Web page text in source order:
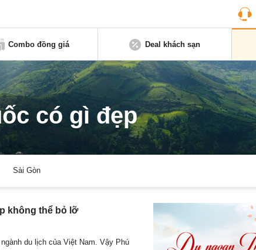
Combo đồng giá Deal khách sạn
có gì đẹp
Sài Gòn
không thể bỏ lỡ
du lịch của Việt Nam. Vậy Phú